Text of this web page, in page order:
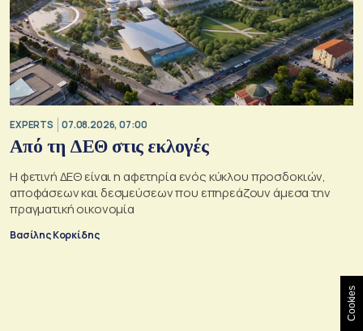
EXPERTS 07.08.2026, 07:00
Από τη ΔΕΘ στις εκλογές
Η φετινή ΔΕΘ είναι η αφετηρία ενός κύκλου προσδοκιών,
αποφάσεων και δεσμεύσεων που επηρεάζουν άμεσα την
πραγματική οικονομία
Βασίλης Κορκίδης
Cookies